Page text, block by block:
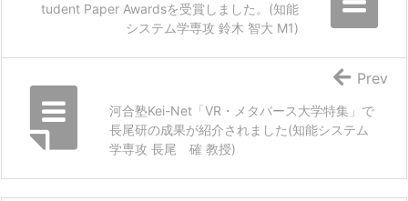
tudent Paper Awardsを受賞しました。(知能
システム学専攻 鈴木 智大 M1)
河合塾Kei-Net「VR・メタバース大学特集」で
長尾研の成果が紹介されました(知能システム
学専攻 長尾 確 教授)
Prev